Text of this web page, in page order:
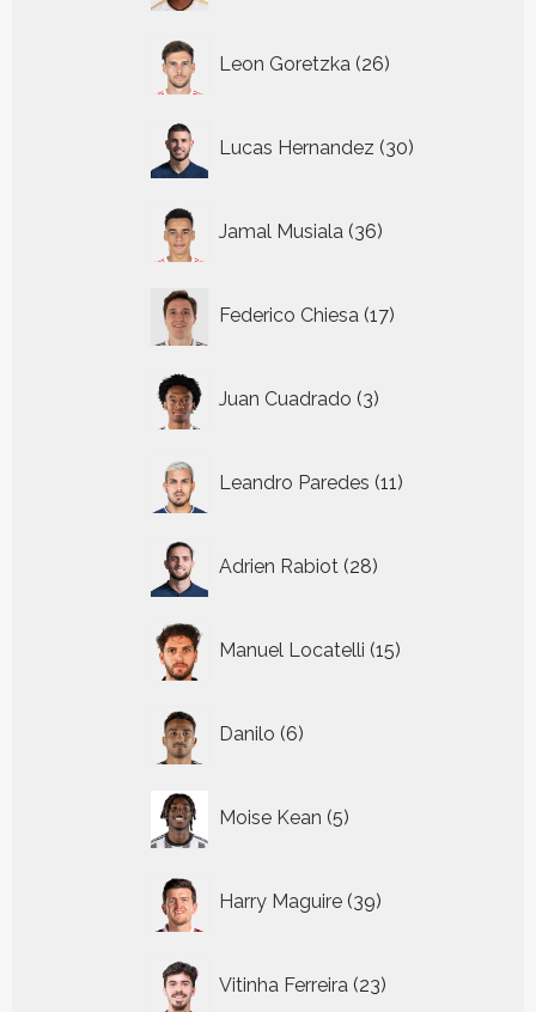
Leon Goretzka 26
producten
Lucas Hernandez 30
producten
Jamal Musiala 36
producten
Federico Chiesa 17
producten
Juan Cuadrado 3
producten
Leandro Paredes 11
producten
Adrien Rabiot 28
producten
Manuel Locatelli 15
producten
Danilo 6
producten
Moise Kean 5
producten
Harry Maguire 39
producten
Vitinha Ferreira 23
producten